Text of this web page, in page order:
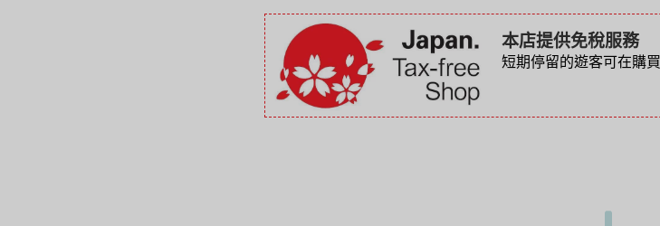
本店提供免稅服務
短期停留的遊客可在購